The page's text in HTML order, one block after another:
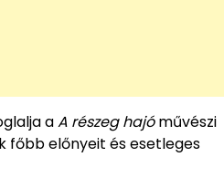
aA részeg hajóművészi
főbb előnyeit és esetleges